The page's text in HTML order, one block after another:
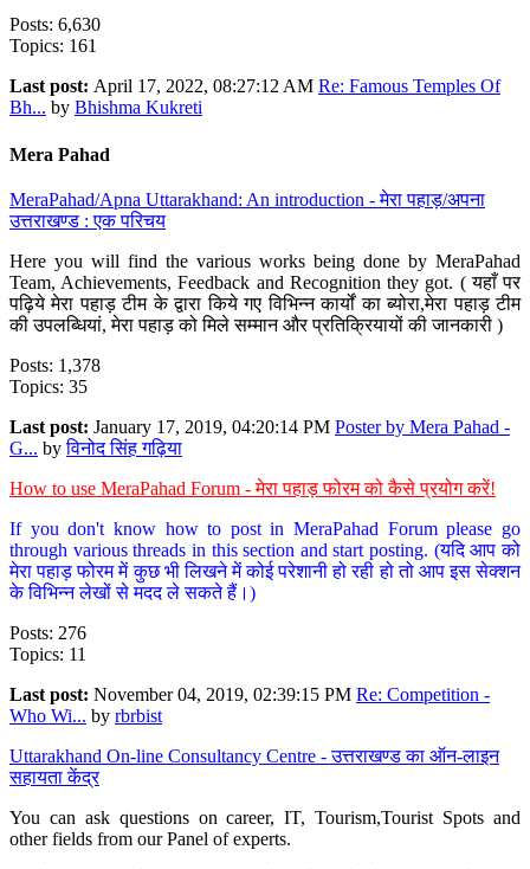
Posts: 6,630
Topics: 161
Last post: April 17, 2022, 08:27:12 AM Re: Famous Temples Of
Bh... by Bhishma Kukreti
Mera Pahad
MeraPahad/Apna Uttarakhand: An introduction - मेरा पहाड़/अपना
उत्तराखण्ड : एक परिचय
Here you will find the various works being done by MeraPahad
Team, Achievements, Feedback and Recognition they got. ( यहाँ पर
पढ़िये मेरा पहाड़ टीम के द्वारा किये गए विभिन्न कार्यों का ब्योरा,मेरा पहाड़ टीम
की उपलब्धियां, मेरा पहाड़ को मिले सम्मान और प्रतिक्रियायों की जानकारी )
Posts: 1,378
Topics: 35
Last post: January 17, 2019, 04:20:14 PM Poster by Mera Pahad -
G... byविनोद सिंह गढ़िया
How to use MeraPahad Forum - मेरा पहाड़ फोरम को कैसे प्रयोग करें!
If you don't know how to post in MeraPahad Forum please go
through various threads in this section and start posting. (यदि आप को
मेरा पहाड़ फोरम में कुछ भी लिखने में कोई परेशानी हो रही हो तो आप इस सेक्शन
के विभिन्न लेखों से मदद ले सकते हैं।)
Posts: 276
Topics: 11
Last post: November 04, 2019, 02:39:15 PM Re: Competition -
Who Wi... by rbrbist
Uttarakhand On-line Consultancy Centre - उत्तराखण्ड का ऑन-लाइन
सहायता केंद्र
You can ask questions on career, IT, Tourism,Tourist Spots and
other fields from our Panel of experts.